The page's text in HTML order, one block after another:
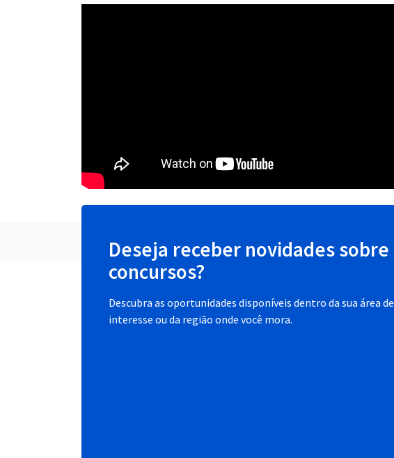
Deseja receber novidades sobre
concursos?
Descubra as oportunidades disponíveis dentro da sua área de
interesse ou da região onde você mora.